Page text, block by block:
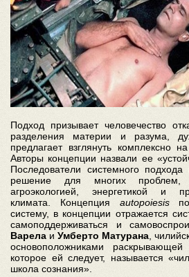
Подход призывает человечество
разделения материи и разума,
предлагает взглянуть комплексно
Авторы концепции назвали ее
Последователи системного подхода
решение для многих
агроэкологией, энергетикой и
климата. Концепция autopoiesis
систему, в концепции отражается
самоподдерживаться и
Варела и Умберто Матурана ,
основоположниками
которое ей следует, называется
школа сознания».